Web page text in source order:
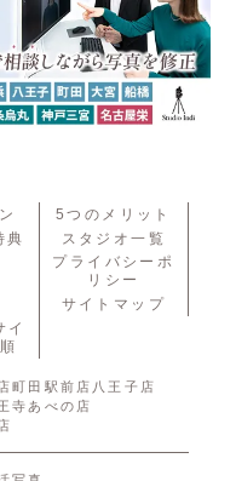
5つのメリット
典
スタジオ一覧
プライバシーポ
リシー
サイトマップ
イ
町田駅前店 八王子店
寺あべの店